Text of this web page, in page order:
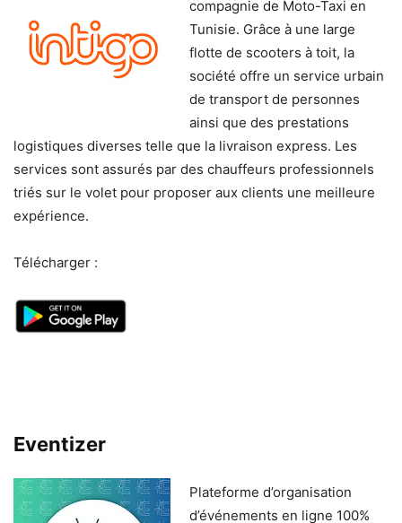
compagnie de Moto-Taxi en
Tunisie. Grâce à une large
flotte de scooters à toit, la
société offre un service urbain
de transport de personnes
ainsi que des prestations
logistiques diverses telle que la livraison express. Les
services sont assurés par des chauffeurs professionnels
triés sur le volet pour proposer aux clients une meilleure
expérience.
Télécharger :
Eventizer
Plateforme d’organisation
d’événements en ligne 100%